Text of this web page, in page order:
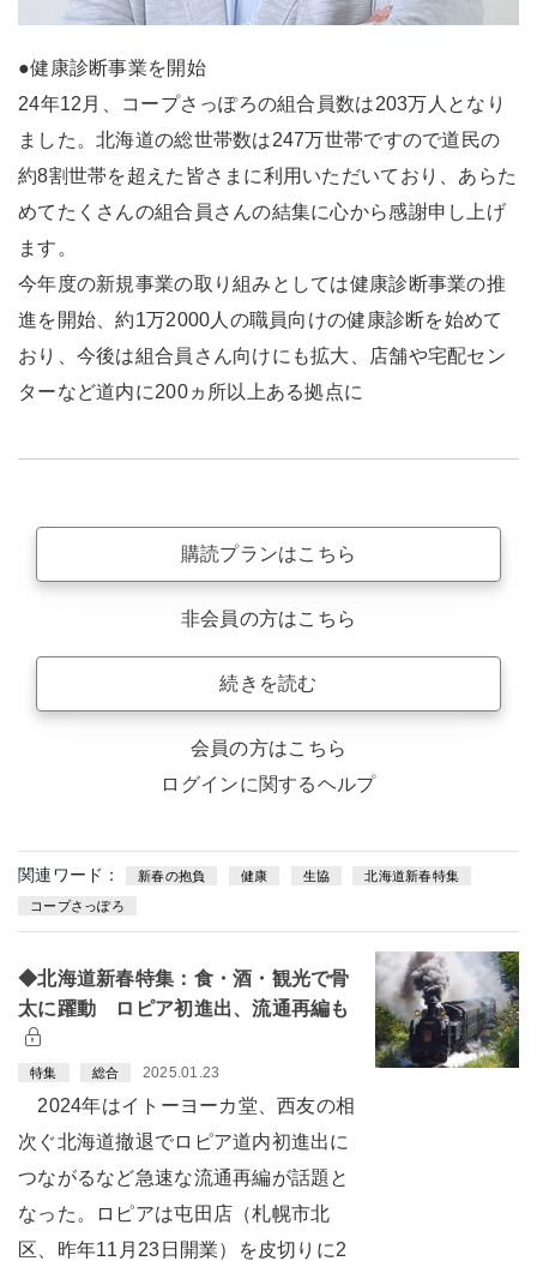
●健康診断事業を開始
24年12月、コープさっぽろの組合員数は203万人となり
ました。北海道の総世帯数は247万世帯ですので道民の
約8割世帯を超えた皆さまに利用いただいており、あらた
めてたくさんの組合員さんの結集に心から感謝申し上げ
ます。
今年度の新規事業の取り組みとしては健康診断事業の推
進を開始、約1万2000人の職員向けの健康診断を始めて
おり、今後は組合員さん向けにも拡大、店舗や宅配セン
ターなど道内に200ヵ所以上ある拠点に
購読プランはこちら
非会員の方はこちら
続きを読む
会員の方はこちら
ログインに関するヘルプ
関連ワード： 新春の抱負 健康 生協 北海道新春特集
コープさっぽろ
◆北海道新春特集：食・酒・観光で骨
太に躍動 ロピア初進出、流通再編も
特集 総合 2025.01.23
2024年はイトーヨーカ堂、西友の相
次ぐ北海道撤退でロピア道内初進出に
つながるなど急速な流通再編が話題と
なった。ロピアは屯田店（札幌市北
区、昨年11月23日開業）を皮切りに2